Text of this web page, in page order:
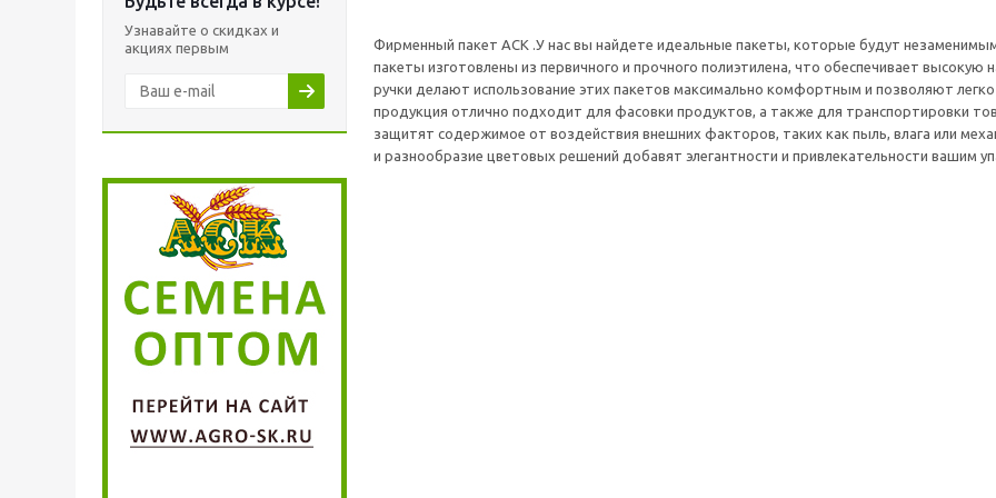
Узнавайте о скидках и
акциях первым
Фирменный пакет АСК .У нас вы найдете идеальные пакеты, которые будут
пакеты изготовлены из первичного и прочного полиэтилена, что обеспечивает
ручки делают использование этих пакетов максимально комфортным и позволяют
продукция отлично подходит для фасовки продуктов, а также для транспортировки
защитят содержимое от воздействия внешних факторов, таких как пыль, влага или
и разнообразие цветовых решений добавят элегантности и привлекательности вашим